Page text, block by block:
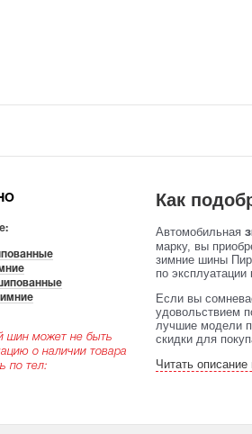
шин может не быть
о наличии товара
по тел:
Как
Автомобильная
марку, вы
зимние шины
по
Если вы
удовольствием
лучшие модели
скидки для
Читать